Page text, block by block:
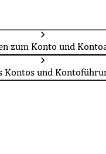
zum Konto und
Kontos und